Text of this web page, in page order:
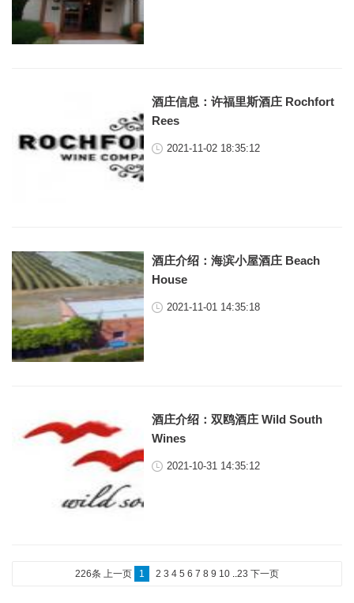
酒庄信息：许福里斯酒庄 Rochfort
Rees
2021-11-02 18:35:12
酒庄介绍：海滨小屋酒庄 Beach
House
2021-11-01 14:35:18
酒庄介绍：双鸥酒庄 Wild South
Wines
2021-10-31 14:35:12
226条 上一页 1 2 3 4 5 6 7 8 9 10 ..23 下一页